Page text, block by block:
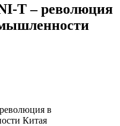
T – революция
в
Китая